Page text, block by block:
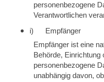
personenbezogene
Verantwortlichen
i) Empfänger
Empfänger ist eine
Behörde, Einrichtung
personenbezogene
unabhängig davon,